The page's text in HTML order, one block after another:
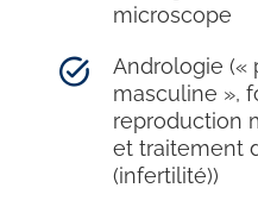
microscope
Andrologie («
masculine »,
reproduction
et traitement
(infertilité))